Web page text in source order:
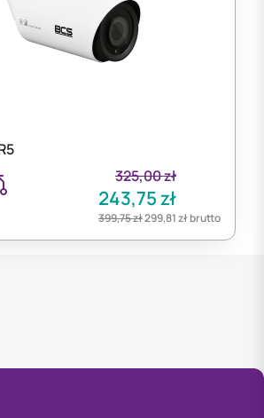
325,00zł
243,75zł
399,75zł299,81złbrutto